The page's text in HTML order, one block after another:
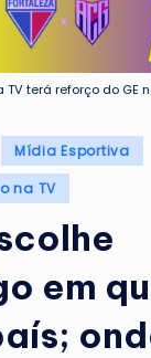
TV terá reforço do GE
Mídia Esportiva
na TV
em